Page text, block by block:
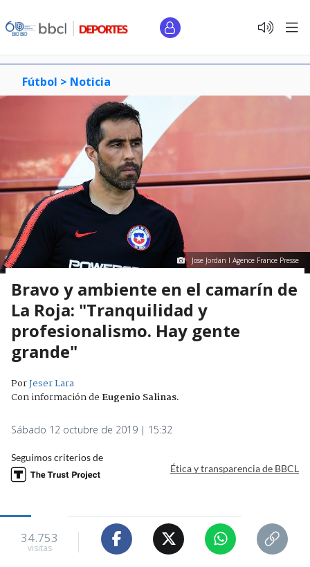
Fútbol > Noticia
Jose Jordan I Agence France Presse
Bravo y ambiente en el camarín de
La Roja: "Tranquilidad y
profesionalismo. Hay gente
grande"
PorJeser Lara
Con información de Eugenio Salinas.
Sábado 12 octubre de 2019 | 15:32
Seguimos criterios de
Ética y transparencia de BBCL
34.753
visitas